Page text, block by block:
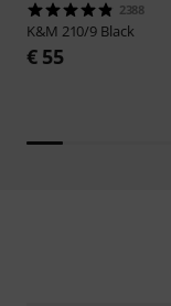
2388
K&M 210/9 Black
€ 55